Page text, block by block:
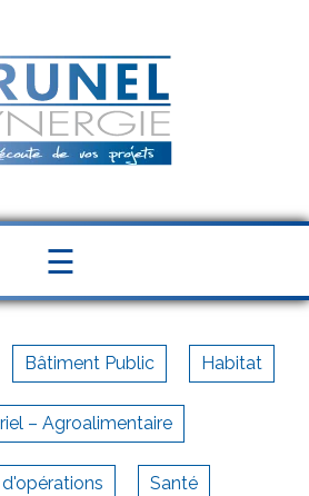
☰
Bâtiment Public Habitat
– Agroalimentaire
Santé